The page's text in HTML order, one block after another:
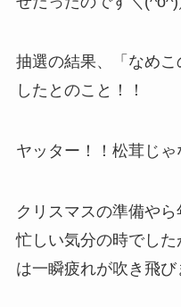
抽選の結果、「なめ
したとのこと！！
ヤッター！！松茸じゃ
クリスマスの準備や
忙しい気分の時でし
は一瞬疲れが吹き飛び